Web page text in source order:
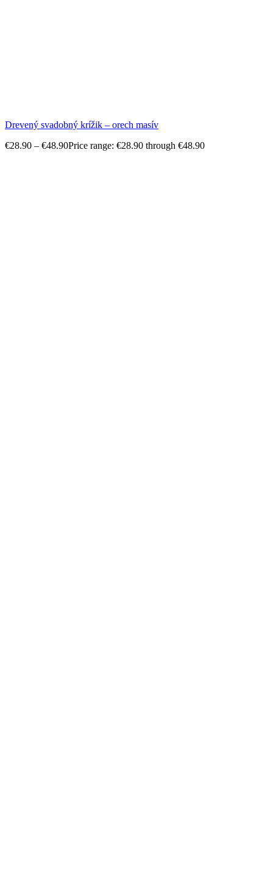
Drevený svadobný krížik – orech masív
€28.90 – €48.90Price range: €28.90 through €48.90